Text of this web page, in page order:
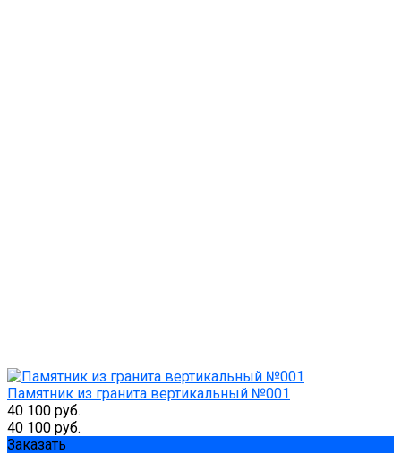
Памятник из гранита вертикальный №001
40 100 руб.
40 100 руб.
Заказать